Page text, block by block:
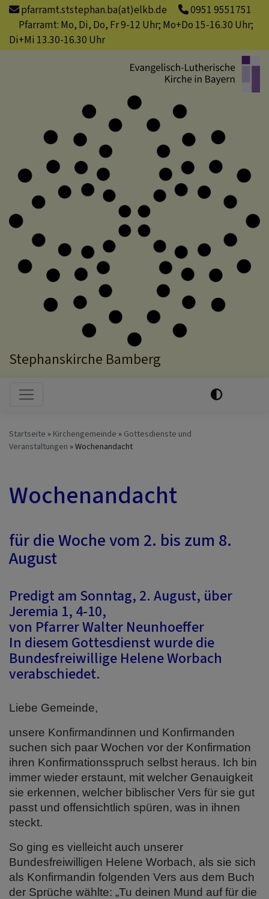
Direkt
Inhalt
pfarramt.ststephan.ba(at)elkb.de
0951 9551751
Pfarramt: Mo, Di, Do, Fr 9-12 Uhr; Mo+Do 15-16.30 Uhr;
Di+Mi 13.30-16.30 Uhr
Stephanskirche Bamberg
Hauptnavigation
Startseite Kirchengemeinde
Gottesdienste und
Veranstaltungen
Wochenandacht
Wochenandacht
für die Woche vom 2. bis zum 8.
August
Predigt am Sonntag, 2. August, über
Jeremia 1, 4-10,
von Pfarrer Walter Neunhoeffer
In diesem Gottesdienst wurde die
Bundesfreiwillige Helene Worbach
verabschiedet.
Liebe Gemeinde,
unsere Konfirmandinnen und Konfirmanden
suchen sich paar Wochen vor der Konfirmation
ihren Konfirmationsspruch selbst heraus. Ich bin
immer wieder erstaunt, mit welcher Genauigkeit
sie erkennen, welcher biblischer Vers für sie gut
passt und offensichtlich spüren, was in ihnen
steckt.
So ging es vielleicht auch unserer
Bundesfreiwilligen Helene Worbach, als sie sich
als Konfirmandin folgenden Vers aus dem Buch
der Sprüche wählte: „Tu deinen Mund auf für die